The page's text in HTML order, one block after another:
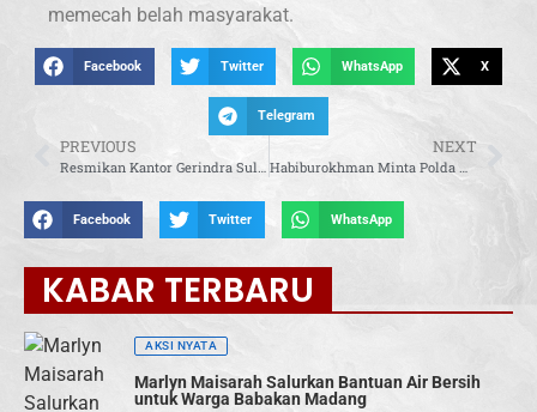
memecah belah masyarakat.
Facebook Twitter WhatsApp X
Telegram
PREVIOUS NEXT
Facebook Twitter WhatsApp
KABAR TERBARU
AKSI NYATA
Marlyn Maisarah Salurkan Bantuan Air Bersih
untuk Warga Babakan Madang